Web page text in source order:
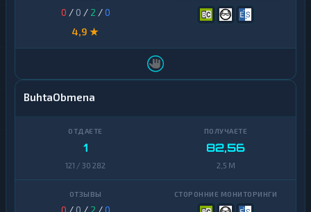
0 / 0 / 2 /0
4,9 ★
BuhtaObmena
1
121 / 30 282
82,56
2,5 M
0 / 0 / 2 /0